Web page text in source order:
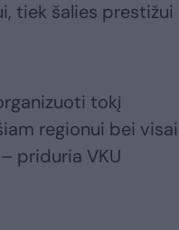
tiek šalies prestižui
tokį
regionui bei visai
priduria VKU